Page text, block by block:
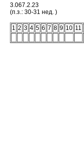
3.067.2.23
(п.з.: 30-31 нед. )
1 2 3 4 5 6 7 8 9 10 11